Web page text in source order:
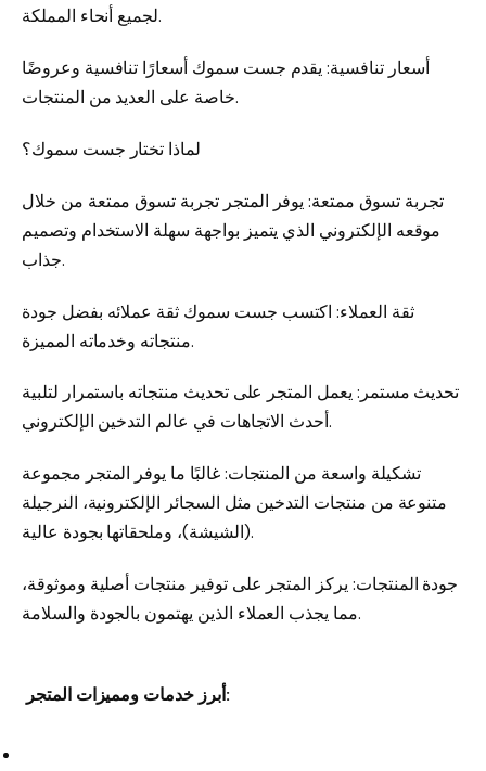
لجميع أنحاء المملكة.
أسعار تنافسية: يقدم جست سموك أسعارًا تنافسية وعروضًا
خاصة على العديد من المنتجات.
لماذا تختار جست سموك؟
تجربة تسوق ممتعة: يوفر المتجر تجربة تسوق ممتعة من خلال
موقعه الإلكتروني الذي يتميز بواجهة سهلة الاستخدام وتصميم
جذاب.
ثقة العملاء: اكتسب جست سموك ثقة عملائه بفضل جودة
منتجاته وخدماته المميزة.
تحديث مستمر: يعمل المتجر على تحديث منتجاته باستمرار لتلبية
أحدث الاتجاهات في عالم التدخين الإلكتروني.
تشكيلة واسعة من المنتجات: غالبًا ما يوفر المتجر مجموعة
متنوعة من منتجات التدخين مثل السجائر الإلكترونية، النرجيلة
(الشيشة)، وملحقاتها بجودة عالية.
جودة المنتجات: يركز المتجر على توفير منتجات أصلية وموثوقة،
مما يجذب العملاء الذين يهتمون بالجودة والسلامة.
أبرز خدمات ومميزات المتجر :